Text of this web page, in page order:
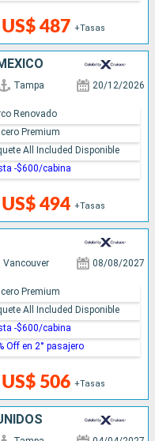
US$ 487 +Tasas
Tampa 20/12/2026
US$ 494 +Tasas
Renovado
Premium
All Included Disponible
-$600/cabina
Vancouver 08/08/2027
US$ 506 +Tasas
Premium
All Included Disponible
-$600/cabina
Off en 2° pasajero